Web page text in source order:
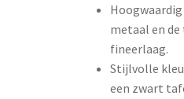
metaal en
fineerlaag.
Stijlvolle
een zwart